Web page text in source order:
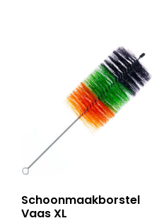
Schoonmaakborstel
Vaas XL